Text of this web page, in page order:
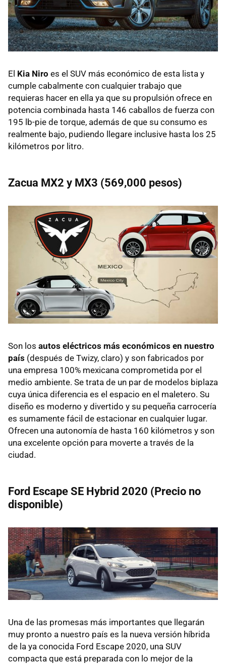
El Kia Niro es el SUV más económico de esta lista y
cumple cabalmente con cualquier trabajo que
requieras hacer en ella ya que su propulsión ofrece en
potencia combinada hasta 146 caballos de fuerza con
195 lb-pie de torque, además de que su consumo es
realmente bajo, pudiendo llegare inclusive hasta los 25
kilómetros por litro.
Zacua MX2 y MX3 (569,000 pesos)
Son los autos eléctricos más económicos en nuestro
país (después de Twizy, claro) y son fabricados por
una empresa 100% mexicana comprometida por el
medio ambiente. Se trata de un par de modelos biplaza
cuya única diferencia es el espacio en el maletero. Su
diseño es moderno y divertido y su pequeña carrocería
es sumamente fácil de estacionar en cualquier lugar.
Ofrecen una autonomía de hasta 160 kilómetros y son
una excelente opción para moverte a través de la
ciudad.
Ford Escape SE Hybrid 2020 (Precio no
disponible)
Una de las promesas más importantes que llegarán
muy pronto a nuestro país es la nueva versión híbrida
de la ya conocida Ford Escape 2020, una SUV
compacta que está preparada con lo mejor de la